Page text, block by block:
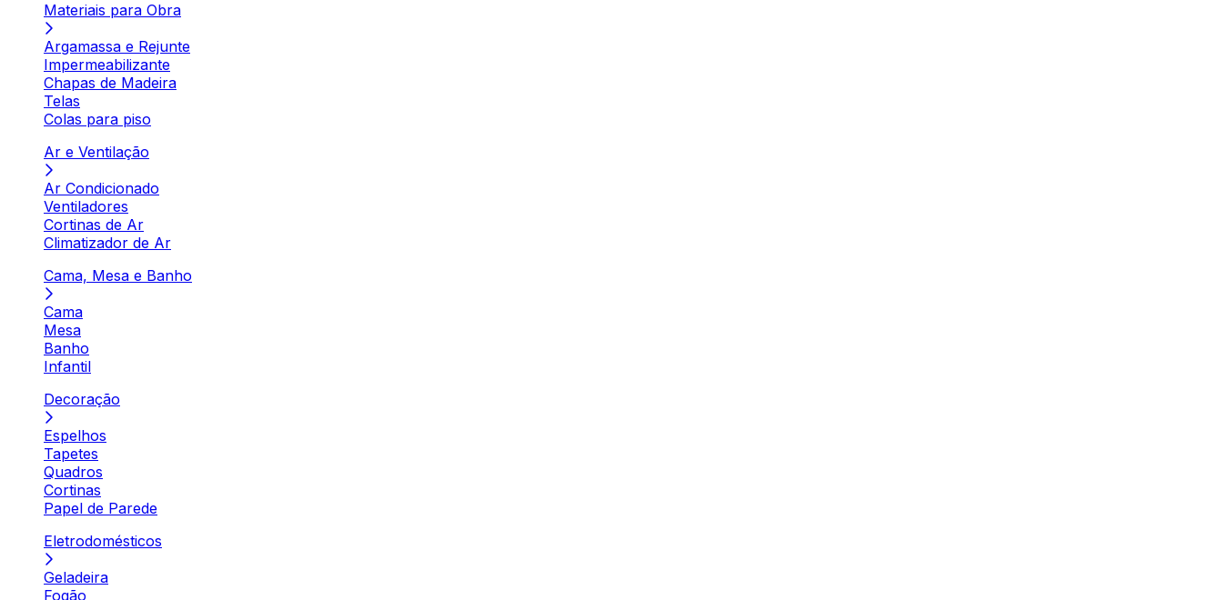
Materiais para Obra
Argamassa e Rejunte
Impermeabilizante
Chapas de Madeira
Telas
Colas para piso
Ar e Ventilação
Ar Condicionado
Ventiladores
Cortinas de Ar
Climatizador de Ar
Cama, Mesa e Banho
Cama
Mesa
Banho
Infantil
Decoração
Espelhos
Tapetes
Quadros
Cortinas
Papel de Parede
Eletrodomésticos
Geladeira
Fogão